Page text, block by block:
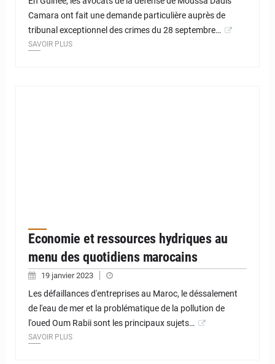
Camara ont fait une demande particulière auprès de
tribunal exceptionnel des crimes du 28 septembre…
SAVOIR PLUS
Economie et ressources hydriques au
menu des quotidiens marocains
19 janvier 2023
Les défaillances d'entreprises au Maroc, le déssalement
de l'eau de mer et la problématique de la pollution de
l'oued Oum Rabii sont les principaux sujets…
SAVOIR PLUS